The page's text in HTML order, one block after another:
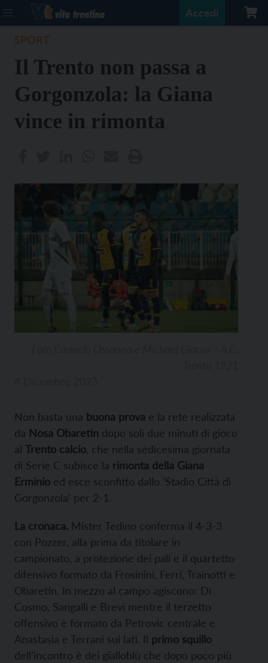
Accedi
Il Trento non passa a
Gorgonzola: la Giana
vince in rimonta
Non basta una buona prova e la rete realizzata
da Nosa Obaretin dopo soli due minuti di gioco
al Trento calcio , che nella sedicesima giornata
di Serie C subisce la rimonta della Giana
Erminio ed esce sconfitto dallo ‘Stadio Città di
Gorgonzola’ per 2-1.
La cronaca. Mister Tedino conferma il 4-3-3
con Pozzer, alla prima da titolare in
campionato, a protezione dei pali e il quartetto
difensivo formato da Frosinini, Ferri, Trainotti e
Obaretin. In mezzo al campo agiscono: Di
Cosmo, Sangalli e Brevi mentre il terzetto
offensivo è formato da Petrovic centrale e
Anastasia e Terrani sui lati. Il primo squillo
dell’incontro è dei gialloblù che dopo poco più